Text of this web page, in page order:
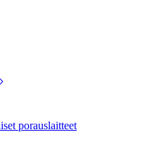
porauslaitteet